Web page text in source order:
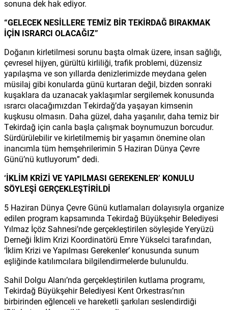
sonuna dek hak ediyor.
“GELECEK NESİLLERE TEMİZ BİR TEKİRDAĞ BIRAKMAK
İÇİN ISRARCI OLACAĞIZ”
Doğanın kirletilmesi sorunu başta olmak üzere, insan sağlığı,
çevresel hijyen, gürültü kirliliği, trafik problemi, düzensiz
yapılaşma ve son yıllarda denizlerimizde meydana gelen
müsilaj gibi konularda günü kurtaran değil, bizden sonraki
kuşaklara da uzanacak yaklaşımlar sergilemek konusunda
ısrarcı olacağımızdan Tekirdağ’da yaşayan kimsenin
kuşkusu olmasın. Daha güzel, daha yaşanılır, daha temiz bir
Tekirdağ için canla başla çalışmak boynumuzun borcudur.
Sürdürülebilir ve kirletilmemiş bir yaşamın önemine olan
inancımla tüm hemşehrilerimin 5 Haziran Dünya Çevre
Günü’nü kutluyorum” dedi.
‘İKLİM KRİZİ VE YAPILMASI GEREKENLER’ KONULU
SÖYLEŞİ GERÇEKLEŞTİRİLDİ
5 Haziran Dünya Çevre Günü kutlamaları dolayısıyla organize
edilen program kapsamında Tekirdağ Büyükşehir Belediyesi
Yılmaz İçöz Sahnesi’nde gerçekleştirilen söyleşide Yeryüzü
Derneği İklim Krizi Koordinatörü Emre Yükselci tarafından,
‘İklim Krizi ve Yapılması Gerekenler’ konusunda sunum
eşliğinde katılımcılara bilgilendirmelerde bulunuldu.
Sahil Dolgu Alanı’nda gerçekleştirilen kutlama programı,
Tekirdağ Büyükşehir Belediyesi Kent Orkestrası’nın
birbirinden eğlenceli ve hareketli şarkıları seslendirdiği